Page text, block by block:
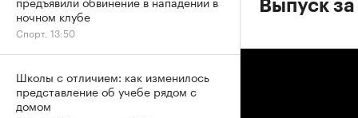
Выпуск
ночном клубе
Спорт, 13:50
Школы с отличием: как изменилось
представление об учебе рядом с
домом